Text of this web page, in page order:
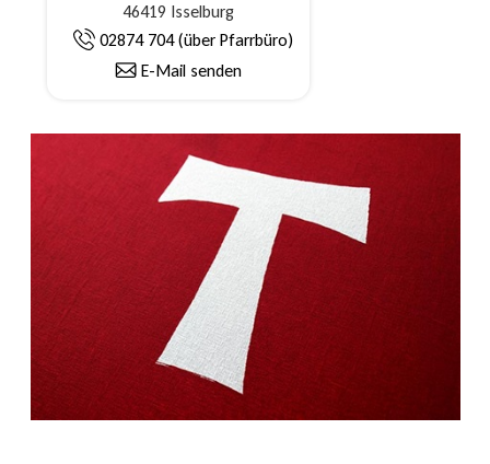
46419 Isselburg
02874 704 (über Pfarrbüro)
E-Mail senden